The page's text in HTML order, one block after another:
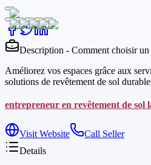
Description - Comment choisir un
Améliorez vos espaces grâce aux
solutions de revêtement de sol
entrepreneur en revêtement de sol
Visit Website
Call Seller
Details